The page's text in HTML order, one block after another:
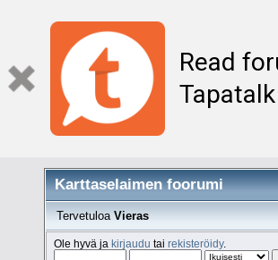
Read
Karttaselaimen foorumi
Tervetuloa Vieras
Ole hyvä jakirjaudu tairekisteröidy.